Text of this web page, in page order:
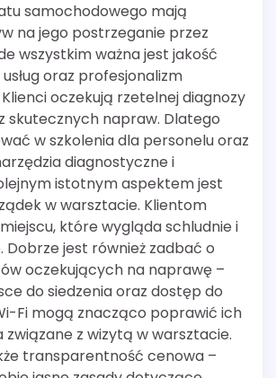
samochodowego mają
na jego postrzeganie przez
wszystkim ważna jest jakość
oraz profesjonalizm
oczekują rzetelnej diagnozy
skutecznych napraw. Dlatego
w szkolenia dla personelu oraz
diagnostyczne i
istotnym aspektem jest
w warsztacie. Klientom
które wygląda schludnie i
Dobrze jest również zadbać o
oczekujących na naprawę –
do siedzenia oraz dostęp do
Fi mogą znacząco poprawić ich
związane z wizytą w warsztacie.
transparentność cenowa –